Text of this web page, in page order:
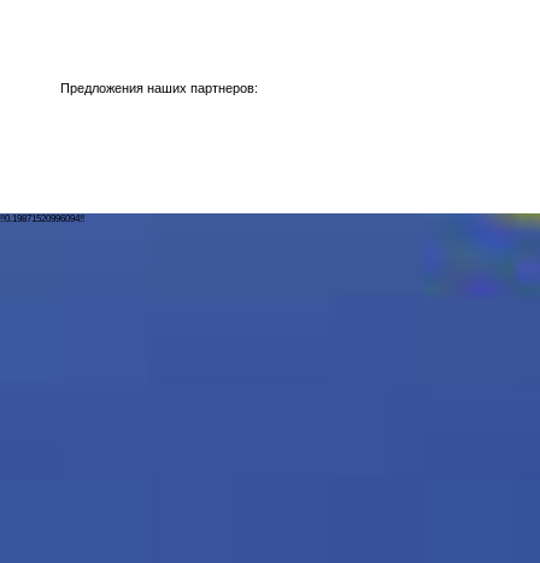
Предложения наших партнеров:
!!0.19871520996094!!